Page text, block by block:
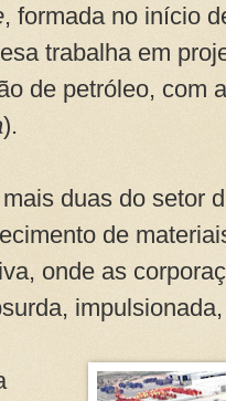
, formada no início
trabalha em
de petróleo, com
).
duas do setor
de
onde as